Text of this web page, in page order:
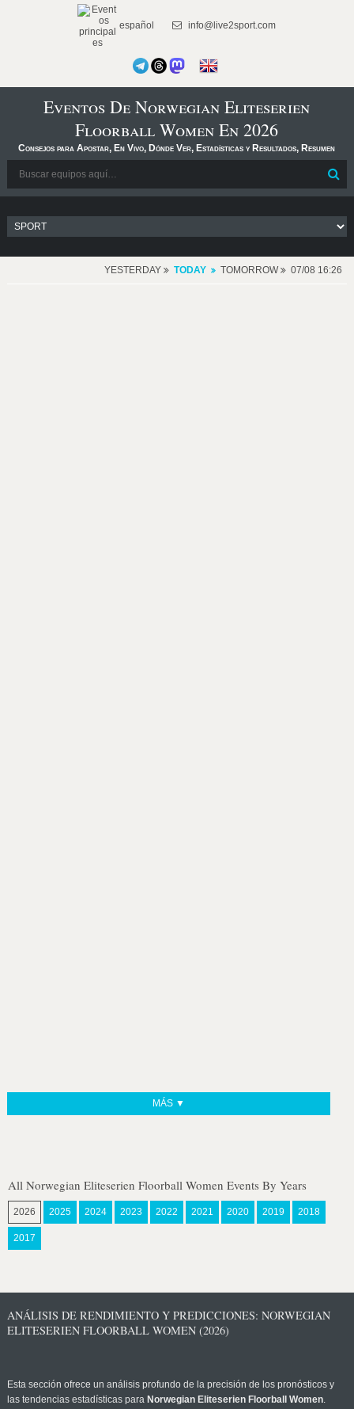
español info@live2sport.com
Eventos De Norwegian Eliteserien
Floorball Women En 2026
Consejos para Apostar, En Vivo, Dónde Ver, Estadísticas y Resultados, Resumen
YESTERDAY TODAY TOMORROW 07/08 16:26
MÁS ▼
All Norwegian Eliteserien Floorball Women Events By Years
2026 2025 2024 2023 2022 2021 2020 2019 2018
2017
ANÁLISIS DE RENDIMIENTO Y PREDICCIONES: NORWEGIAN
ELITESERIEN FLOORBALL WOMEN (2026)
Esta sección ofrece un análisis profundo de la precisión de los pronósticos y
las tendencias estadísticas para Norwegian Eliteserien Floorball Women.